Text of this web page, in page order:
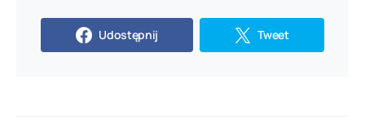
Udostępnij Tweet